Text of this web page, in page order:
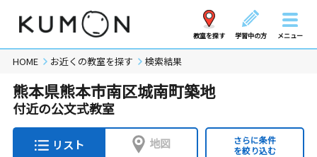
教室を探す 学習中の方 メニュー
HOME お近くの教室を探す 検索結果
熊本県熊本市南区城南町築地
付近の公文式教室
リスト 地図
さらに条件
を絞り込む